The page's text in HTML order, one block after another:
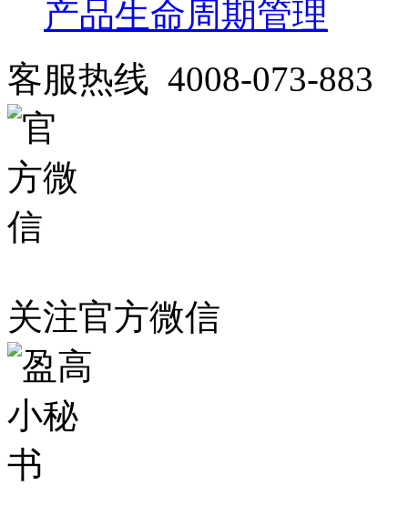
产品生命周期管理
客服热线 4008-073-883
关注官方微信